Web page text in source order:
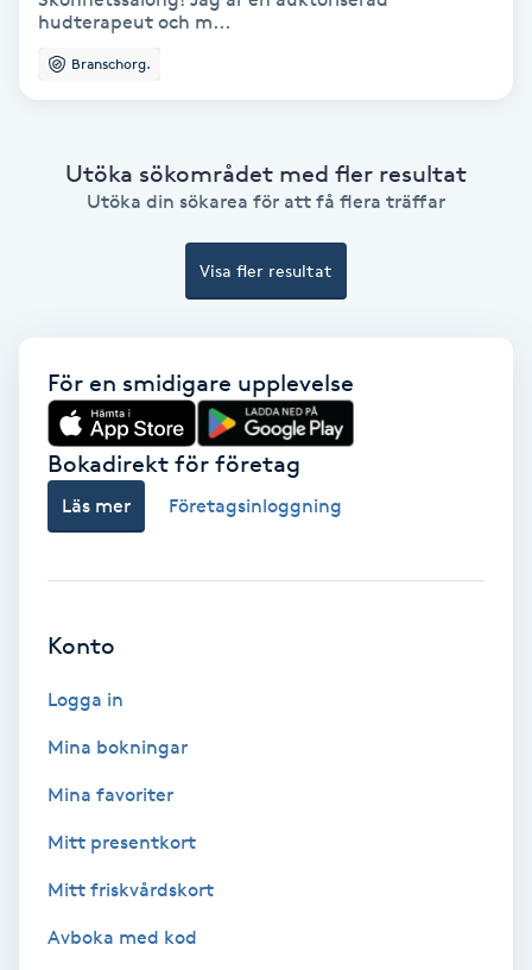
Ansiktsbehandling djuprengörande
Balayage
Barnklippning
BIAB
Blowout
Bottenfärg
Brynformning
Brynfärgning
Brynplockning
Bröllopsuppsättning
Celluliter
hudterapeut och m...
Branschorg.
Utöka sökområdet med fler resultat
Utöka din sökarea för att få flera träffar
Visa fler resultat
För en smidigare upplevelse
Bokadirekt för företag
Läs mer Företagsinloggning
Konto
Logga in
Mina bokningar
Mina favoriter
Mitt presentkort
Mitt friskvårdskort
Avboka med kod